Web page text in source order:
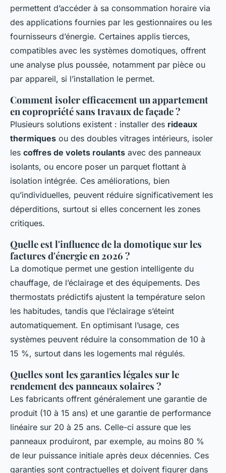
permettent d’accéder à sa consommation horaire via
des applications fournies par les gestionnaires ou les
fournisseurs d’énergie. Certaines applis tierces,
compatibles avec les systèmes domotiques, offrent
une analyse plus poussée, notamment par pièce ou
par appareil, si l’installation le permet.
Comment isoler efficacement un appartement
en copropriété sans travaux de façade ?
Plusieurs solutions existent : installer des rideaux
thermiques ou des doubles vitrages intérieurs, isoler
les coffres de volets roulants avec des panneaux
isolants, ou encore poser un parquet flottant à
isolation intégrée. Ces améliorations, bien
qu’individuelles, peuvent réduire significativement les
déperditions, surtout si elles concernent les zones
critiques.
Quelle est l'influence de la domotique sur les
factures d'énergie en 2026 ?
La domotique permet une gestion intelligente du
chauffage, de l’éclairage et des équipements. Des
thermostats prédictifs ajustent la température selon
les habitudes, tandis que l’éclairage s’éteint
automatiquement. En optimisant l’usage, ces
systèmes peuvent réduire la consommation de 10 à
15 %, surtout dans les logements mal régulés.
Quelles sont les garanties légales sur le
rendement des panneaux solaires ?
Les fabricants offrent généralement une garantie de
produit (10 à 15 ans) et une garantie de performance
linéaire sur 20 à 25 ans. Celle-ci assure que les
panneaux produiront, par exemple, au moins 80 %
de leur puissance initiale après deux décennies. Ces
garanties sont contractuelles et doivent figurer dans